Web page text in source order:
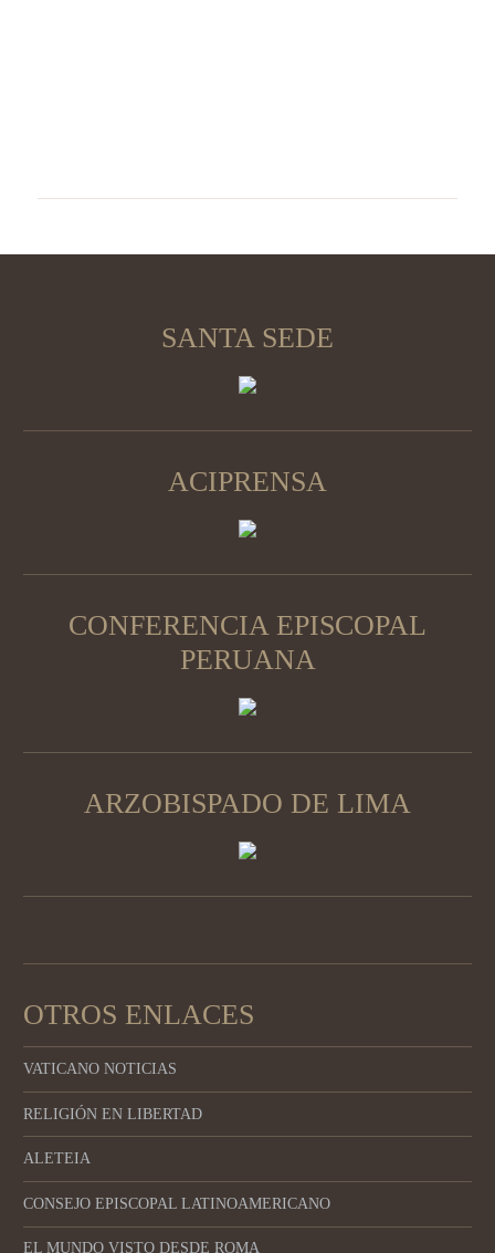
SANTA SEDE
ACIPRENSA
CONFERENCIA EPISCOPAL
PERUANA
ARZOBISPADO DE LIMA
OTROS ENLACES
VATICANO NOTICIAS
RELIGIÓN EN LIBERTAD
ALETEIA
CONSEJO EPISCOPAL LATINOAMERICANO
EL MUNDO VISTO DESDE ROMA